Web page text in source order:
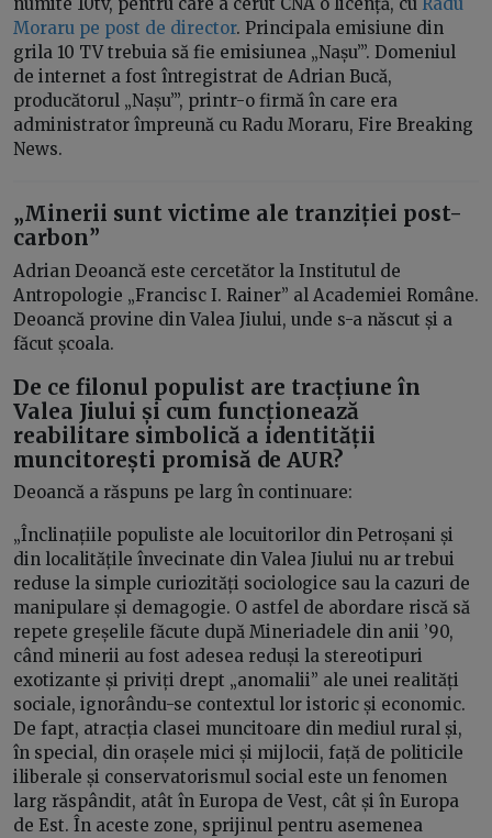
Moraru pe post de director. Principala emisiune din
grila 10 TV trebuia să fie emisiunea „Nașu’”. Domeniul
de internet a fost întregistrat de Adrian Bucă,
producătorul „Nașu’”, printr-o firmă în care era
administrator împreună cu Radu Moraru, Fire Breaking
News.
„Minerii sunt victime ale tranziției post-
carbon”
Adrian Deoancă este cercetător la Institutul de
Antropologie „Francisc I. Rainer” al Academiei Române.
Deoancă provine din Valea Jiului, unde s-a născut și a
făcut școala.
De ce filonul populist are tracțiune în
Valea Jiului și cum funcționează
reabilitare simbolică a identității
muncitorești promisă de AUR?
Deoancă a răspuns pe larg în continuare:
„Înclinațiile populiste ale locuitorilor din Petroșani și
din localitățile învecinate din Valea Jiului nu ar trebui
reduse la simple curiozități sociologice sau la cazuri de
manipulare și demagogie. O astfel de abordare riscă să
repete greșelile făcute după Mineriadele din anii ’90,
când minerii au fost adesea reduși la stereotipuri
exotizante și priviți drept „anomalii” ale unei realități
sociale, ignorându-se contextul lor istoric și economic.
De fapt, atracția clasei muncitoare din mediul rural și,
în special, din orașele mici și mijlocii, față de politicile
iliberale și conservatorismul social este un fenomen
larg răspândit, atât în Europa de Vest, cât și în Europa
de Est. În aceste zone, sprijinul pentru asemenea